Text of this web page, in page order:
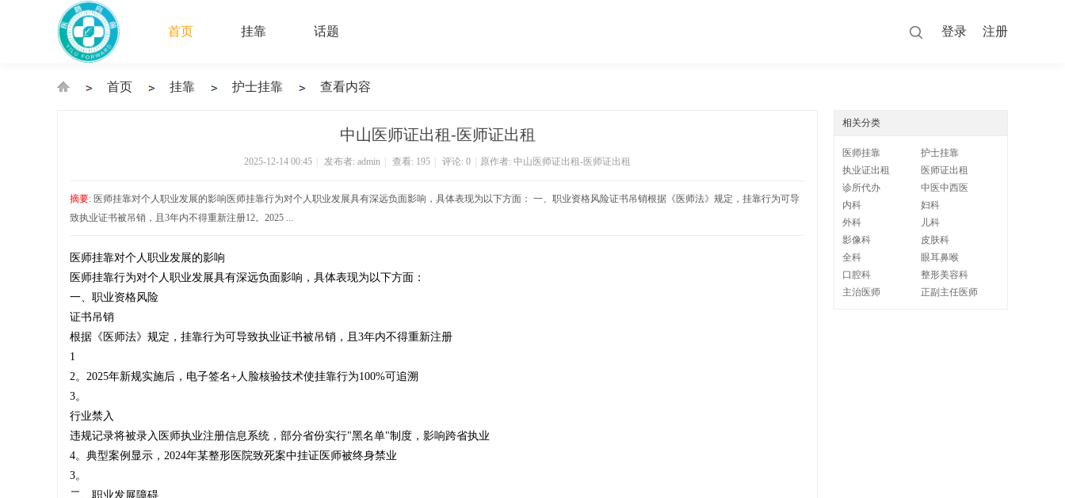
首页 挂靠 话题 登录 注册
首页 挂靠 护士挂靠 查看内容
中山医师证出租-医师证出租
2025-12-14 00:45 发布者: admin 查看: 195 评论: 0 原作者: 中山医师证出租-医师证出租
摘要: 医师挂靠对个人职业发展的影响医师挂靠行为对个人职业发展具有深远负面影响，具体表现为以下方面： 一、职业资格风险‌证书吊销‌根据《医师法》规定，挂靠行为可导
致执业证书被吊销，且3年内不得重新注册‌12。2025 ...
医师挂靠对个人职业发展的影响
医师挂靠行为对个人职业发展具有深远负面影响，具体表现为以下方面：
一、职业资格风险
‌证书吊销‌
根据《医师法》规定，挂靠行为可导致执业证书被吊销，且3年内不得重新注册‌
1
2。2025年新规实施后，电子签名+人脸核验技术使挂靠行为100%可追溯‌
3。
‌行业禁入‌
违规记录将被录入医师执业注册信息系统，部分省份实行"黑名单"制度，影响跨省执业‌
4。典型案例显示，2024年某整形医院致死案中挂证医师被终身禁业‌
3。
二、职业发展障碍
相关分类
医师挂靠
护士挂靠
执业证出租
医师证出租
诊所代办
中医中西医
内科
妇科
外科
儿科
影像科
皮肤科
全科
眼耳鼻喉
口腔科
整形美容科
主治医师
正副主任医师